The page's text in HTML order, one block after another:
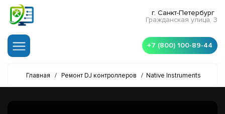
г. Санкт-Петербург
Гражданская улица, 3
+7 (800) 100-89-44
Главная / Ремонт DJ контроллеров / Native Instruments